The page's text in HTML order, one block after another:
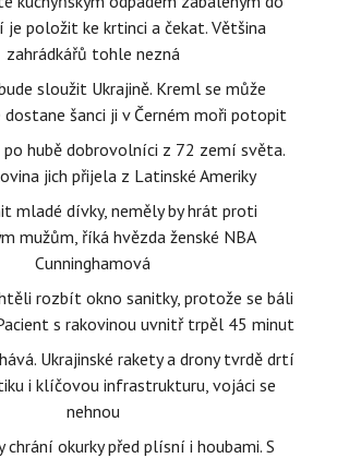
je položit ke krtinci a čekat. Většina
zahrádkářů tohle nezná
sloužit Ukrajině. Kreml se může
šanci ji v Černém moři potopit
po hubě dobrovolníci z 72 zemí světa.
jich přijela z Latinské Ameriky
mladé dívky, neměly by hrát proti
mužům, říká hvězda ženské NBA
Cunninghamová
rozbít okno sanitky, protože se báli
s rakovinou uvnitř trpěl 45 minut
Ukrajinské rakety a drony tvrdě drtí
i klíčovou infrastrukturu, vojáci se
nehnou
chrání okurky před plísní i houbami. S